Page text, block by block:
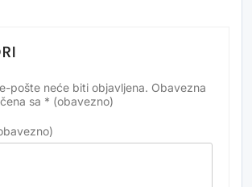
pošte neće biti objavljena. Obavezna
sa * (obavezno)